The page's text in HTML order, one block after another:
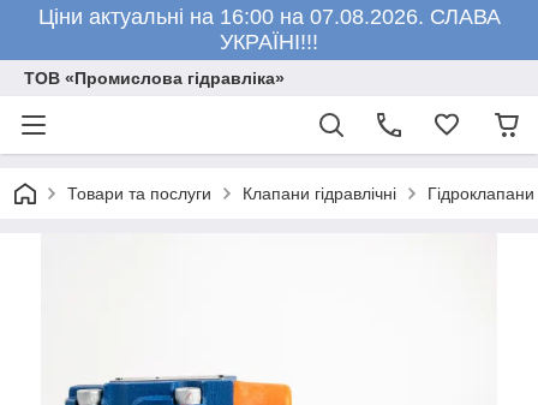
Ціни актуальні на 16:00 на 07.08.2026. СЛАВА
УКРАЇНІ!!!
ТОВ «Промислова гідравліка»
Товари та послуги Клапани гідравлічні Гідроклапани